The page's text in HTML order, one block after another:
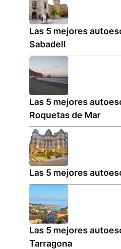
Las 5 mejores
Sabadell
Las 5 mejores
Roquetas de Mar
Las 5 mejores
Las 5 mejores
Tarragona